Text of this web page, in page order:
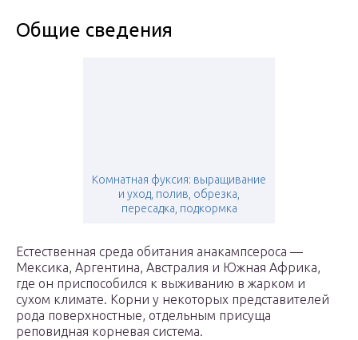
Общие сведения
Комнатная фуксия: выращивание
и уход, полив, обрезка,
пересадка, подкормка
Естественная среда обитания анакампсероса —
Мексика, Аргентина, Австралия и Южная Африка,
где он приспособился к выживанию в жарком и
сухом климате. Корни у некоторых представителей
рода поверхностные, отдельным присуща
реповидная корневая система.